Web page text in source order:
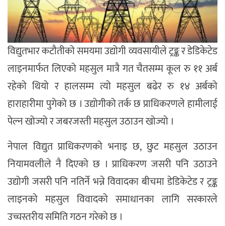
विद्युतभार कटौतीको समयमा उद्योगी व्यवसायीले ट्रङ्क र डेडिकेटेड
लाइनमार्फत लिएको महसुल मात्रै गत चैतसम्म कूल रु ११ अर्ब
रहेको थियो र हालसम्म त्यो महसुल बढेर रु १४ अर्बको
हाराहारीमा पुगेको छ । उद्योगीको तर्क छ प्राधिकरणले हामीलाई
पेल्न खोज्यो र जबरजस्ती महसुल उठाउन खोज्यो ।
नेपाल विद्युत प्राधिकरणको भनाइ छ, छुट महसुल उठाउन
नियामवलीले नै दिएको छ । प्राधिकरण जसरी पनि उठाउने
उद्योगी जसरी पनि नतिर्ने भन्ने विवादका बीचमा डेडिकेटेड र ट्रङ्क
लाइनको महसुल विवादको समाधानका लागि सरकारले
उच्चस्तरीय समिति गठन गरेको छ ।